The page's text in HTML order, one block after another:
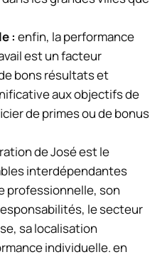
: enfin, la performance
est un facteur
bons résultats et
aux objectifs de
de primes ou de bonus
de José est le
interdépendantes
professionnelle, son
le secteur
sa localisation
individuelle. en